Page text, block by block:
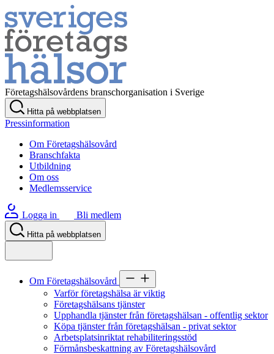
Företagshälsovårdens branschorganisation i Sverige
Hitta på webbplatsen
Pressinformation
Om Företagshälsovård
Branschfakta
Utbildning
Om oss
Medlemsservice
Logga in Bli medlem
Hitta på webbplatsen
Om Företagshälsovård
Varför företagshälsa är viktig
Företagshälsans tjänster
Upphandla tjänster från företagshälsan - offentlig sektor
Köpa tjänster från företagshälsan - privat sektor
Arbetsplatsinriktat rehabiliteringsstöd
Förmånsbeskattning av Företagshälsovård